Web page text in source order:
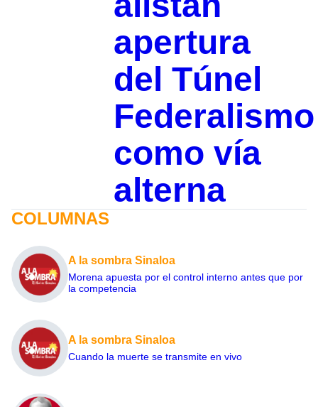
apertura
del Túnel
Federalismo
como vía
alterna
COLUMNAS
A la sombra Sinaloa
Morena apuesta por el control interno antes que por
la competencia
A la sombra Sinaloa
Cuando la muerte se transmite en vivo